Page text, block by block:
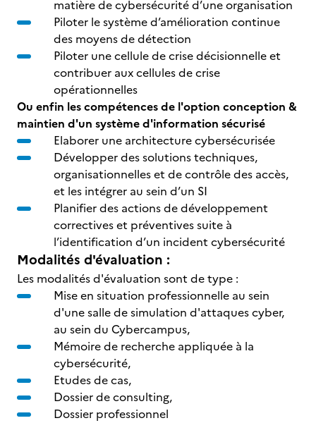
matière de cybersécurité d’une organisation
Piloter le système d’amélioration continue
des moyens de détection
Piloter une cellule de crise décisionnelle et
contribuer aux cellules de crise
opérationnelles
Ou enfin les compétences de l'option conception &
maintien d'un système d'information sécurisé
Elaborer une architecture cybersécurisée
Développer des solutions techniques,
organisationnelles et de contrôle des accès,
et les intégrer au sein d’un SI
Planifier des actions de développement
correctives et préventives suite à
l’identification d’un incident cybersécurité
Modalités d'évaluation :
Les modalités d'évaluation sont de type :
Mise en situation professionnelle au sein
d'une salle de simulation d'attaques cyber,
au sein du Cybercampus,
Mémoire de recherche appliquée à la
cybersécurité,
Etudes de cas,
Dossier de consulting,
Dossier professionnel